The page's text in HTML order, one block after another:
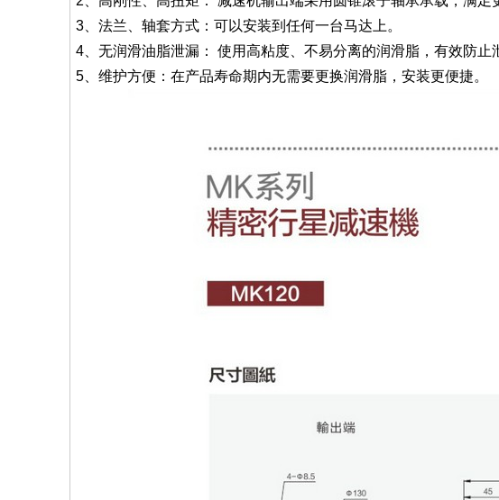
3、法兰、轴套方式：可以安装到任何一台马达上。
4、无润滑油脂泄漏： 使用高粘度、不易分离的润滑脂，有效防止
5、维护方便：在产品寿命期内无需要更换润滑脂，安装更便捷。